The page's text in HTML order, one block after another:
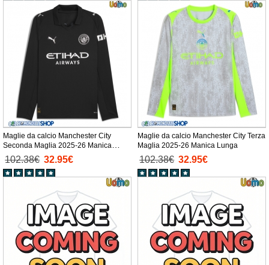
Maglie da calcio Manchester City
Seconda Maglia 2025-26 Manica
Lunga
102.38€ 32.95€
Maglie da calcio Manchester City Terza
Maglia 2025-26 Manica Lunga
102.38€ 32.95€